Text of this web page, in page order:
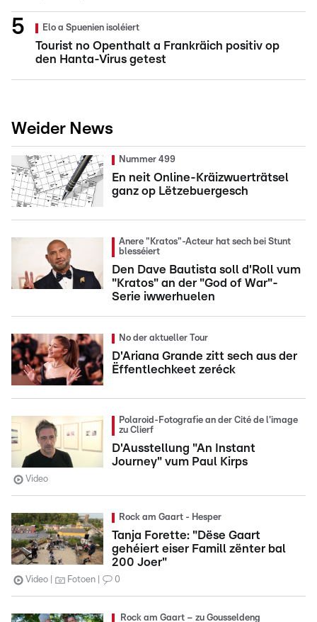
Elo a Spuenien isoléiert
Tourist no Openthalt a Frankräich positiv op
den Hanta-Virus getest
Weider News
Nummer 499
En neit Online-Kräizwuerträtsel
ganz op Lëtzebuergesch
Anere "Kratos"-Acteur hat sech bei Stunt
blesséiert
Den Dave Bautista soll d'Roll vum
"Kratos" an der "God of War"-
Serie iwwerhuelen
No der aktueller Tour
D'Ariana Grande zitt sech aus der
Ëffentlechkeet zeréck
Polaroid-Fotografie an der Cité de l'image
zu Clierf
D'Ausstellung "An Instant
Journey" vum Paul Kirps
Video
Rock am Gaart - Hesper
Tanja Forette: "Dëse Gaart
gehéiert eiser Famill zënter bal
200 Joer"
Video Fotoen 0
Rock am Gaart – zu Gousseldeng